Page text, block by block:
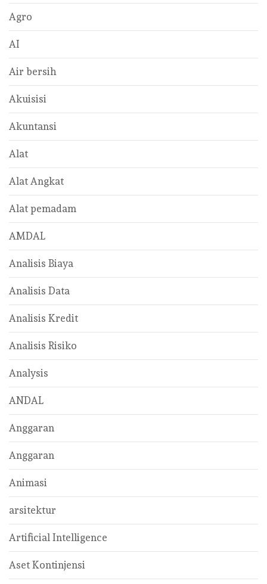
Agro
AI
Air bersih
Akuisisi
Akuntansi
Alat
Alat Angkat
Alat pemadam
AMDAL
Analisis Biaya
Analisis Data
Analisis Kredit
Analisis Risiko
Analysis
ANDAL
Anggaran
Anggaran
Animasi
arsitektur
Artificial Intelligence
Aset Kontinjensi